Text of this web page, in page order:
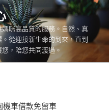
咪高品質的服務。自然、真
從迎接新生命的到來，直到
，陪您共同渡過。
機車借款免留車